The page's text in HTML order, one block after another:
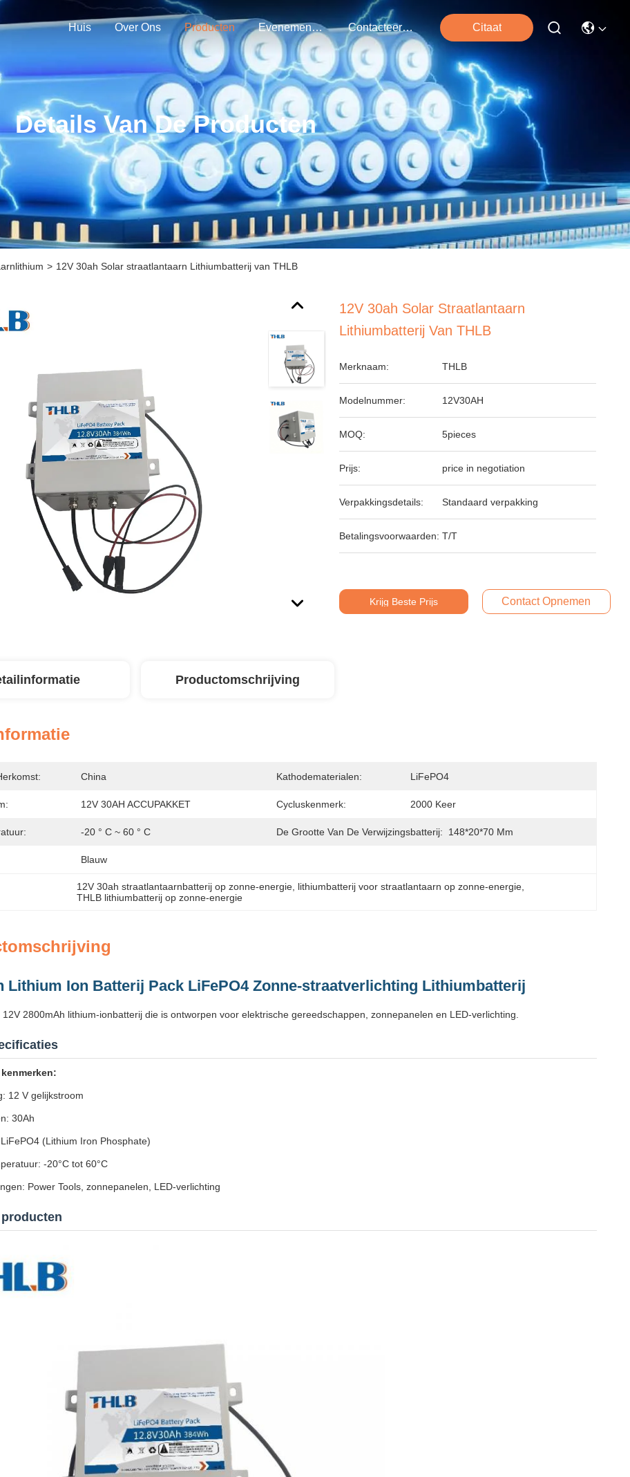
Huis Over Ons Producten Evenementen Contacteer Ons Citaat
Details Van De Producten
> 12V 30ah Solar straatlantaarn Lithiumbatterij van THLB
12V 30ah Solar Straatlantaarn
Lithiumbatterij Van THLB
Merknaam: THLB
Modelnummer: 12V30AH
MOQ: 5pieces
Prijs: price in negotiation
Verpakkingsdetails: Standaard verpakking
Betalingsvoorwaarden: T/T
Krijg Beste Prijs Contact Opnemen
Productomschrijving
China Kathodematerialen: LiFePO4
12V 30AH ACCUPAKKET Cycluskenmerk: 2000 Keer
-20 ° C ~ 60 ° C De Grootte Van De Verwijzingsbatterij: 148*20*70 Mm
Blauw
12V 30ah straatlantaarnbatterij op zonne-energie lithiumbatterij voor straatlantaarn op zonne-energie
THLB lithiumbatterij op zonne-energie
Lithium Ion Batterij Pack LiFePO4 Zonne-straatverlichting Lithiumbatterij
2800mAh lithium-ionbatterij die is ontworpen voor elektrische gereedschappen, zonnepanelen en LED-verlichting.
12 V gelijkstroom
30Ah
(Lithium Iron Phosphate)
-20°C tot 60°C
Power Tools, zonnepanelen, LED-verlichting